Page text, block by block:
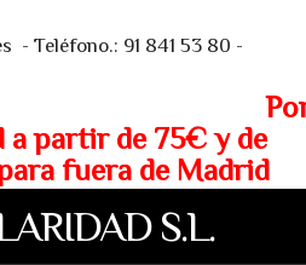
- Teléfono.: 91 841 53 80 -
partir de 75€ y de
fuera de Madrid
S.L.
Más info